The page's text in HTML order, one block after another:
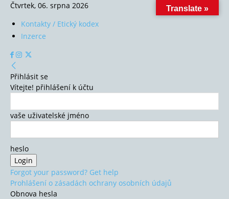
Čtvrtek, 06. srpna 2026
Kontakty / Etický kodex
Inzerce
Přihlásit se
Vítejte! přihlášení k účtu
vaše uživatelské jméno
heslo
Forgot your password? Get help
Prohlášení o zásadách ochrany osobních údajů
Obnova hesla
Translate »